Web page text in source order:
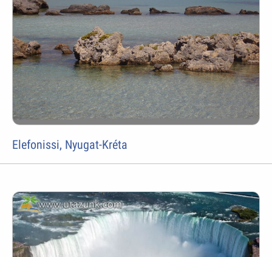
Elefonissi, Nyugat-Kréta